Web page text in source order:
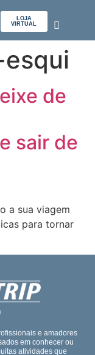
LOJA
VIRTUAL
de
sair de
a sua viagem
para tornar
e amadores
em conhecer ou
atividades que